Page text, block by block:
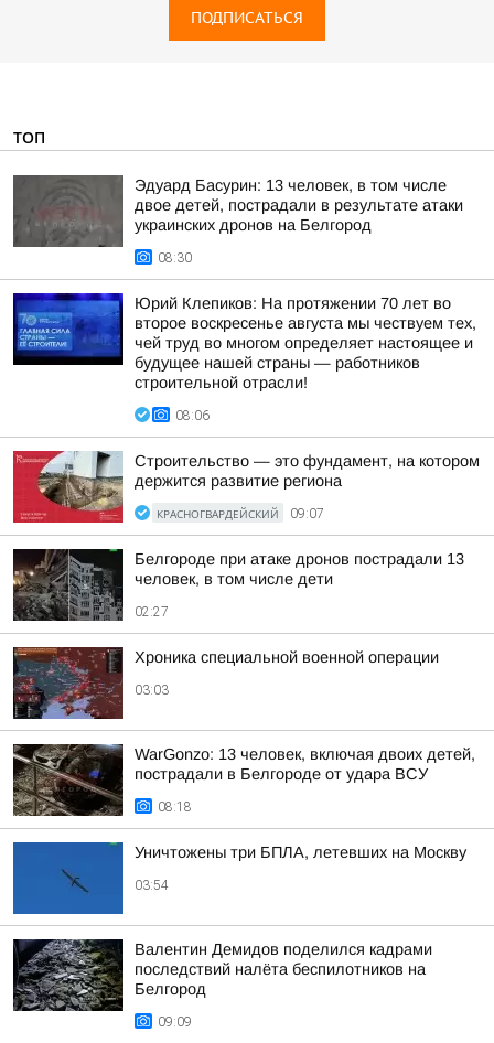
ПОДПИСАТЬСЯ
ТОП
Эдуард Басурин: 13 человек, в том числе
двое детей, пострадали в результате атаки
украинских дронов на Белгород
08:30
Юрий Клепиков: На протяжении 70 лет во
второе воскресенье августа мы чествуем тех,
чей труд во многом определяет настоящее и
будущее нашей страны — работников
строительной отрасли!
08:06
Строительство — это фундамент, на котором
держится развитие региона
КРАСНОГВАРДЕЙСКИЙ 09:07
Белгороде при атаке дронов пострадали 13
человек, в том числе дети
02:27
Хроника специальной военной операции
03:03
WarGonzo: 13 человек, включая двоих детей,
пострадали в Белгороде от удара ВСУ
08:18
Уничтожены три БПЛА, летевших на Москву
03:54
Валентин Демидов поделился кадрами
последствий налёта беспилотников на
Белгород
09:09